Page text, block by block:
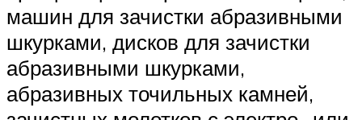
машин для зачистки абразивными
шкурками, дисков для зачистки
абразивными шкурками,
абразивных точильных камней,